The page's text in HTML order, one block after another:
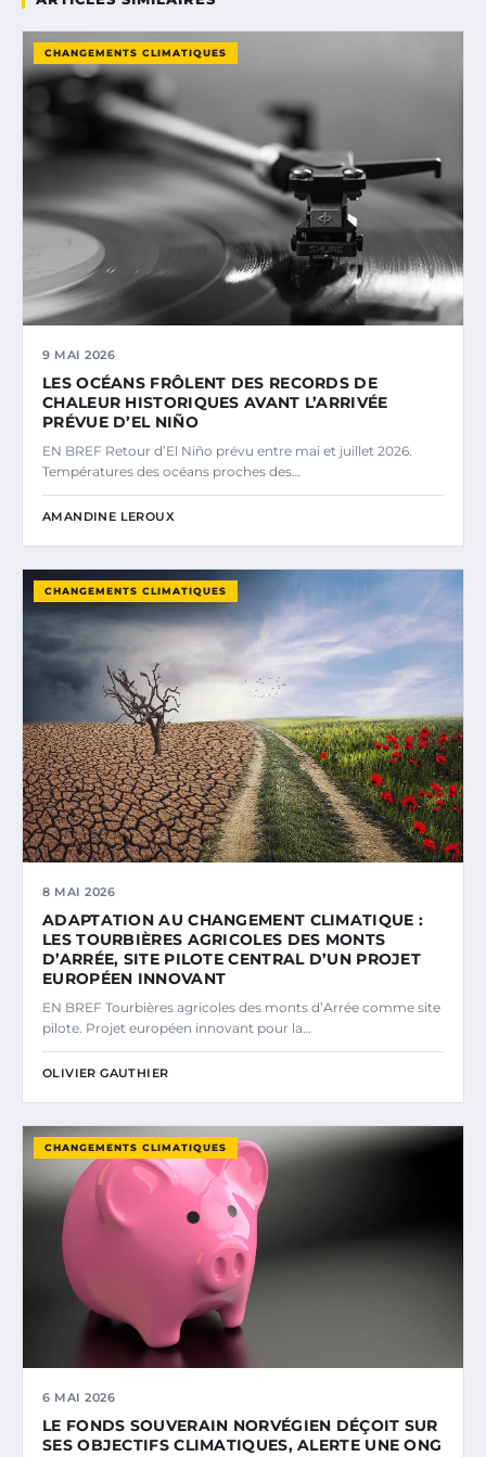
CHANGEMENTS CLIMATIQUES
9 MAI 2026
LES OCÉANS FRÔLENT DES RECORDS DE
CHALEUR HISTORIQUES AVANT L’ARRIVÉE
PRÉVUE D’EL NIÑO
EN BREF Retour d’El Niño prévu entre mai et juillet 2026.
Températures des océans proches des…
AMANDINE LEROUX
CHANGEMENTS CLIMATIQUES
8 MAI 2026
ADAPTATION AU CHANGEMENT CLIMATIQUE :
LES TOURBIÈRES AGRICOLES DES MONTS
D’ARRÉE, SITE PILOTE CENTRAL D’UN PROJET
EUROPÉEN INNOVANT
EN BREF Tourbières agricoles des monts d’Arrée comme site
pilote. Projet européen innovant pour la…
OLIVIER GAUTHIER
CHANGEMENTS CLIMATIQUES
6 MAI 2026
LE FONDS SOUVERAIN NORVÉGIEN DÉÇOIT SUR
SES OBJECTIFS CLIMATIQUES, ALERTE UNE ONG